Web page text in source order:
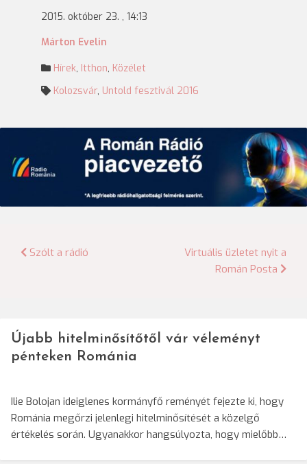
2015. október 23. , 14:13
Márton Evelin
Hírek, Itthon, Közélet
Kolozsvár, Untold fesztivál 2016
Bejegyzés
Szólt a rádió
Virtuális üzletet nyit a
Román Posta
Újabb hitelminősítőtől vár véleményt
pénteken Románia
Ilie Bolojan ideiglenes kormányfő reményét fejezte ki, hogy
Románia megőrzi jelenlegi hitelminősítését a közelgő
értékelés során. Ugyanakkor hangsúlyozta, hogy mielőbb…